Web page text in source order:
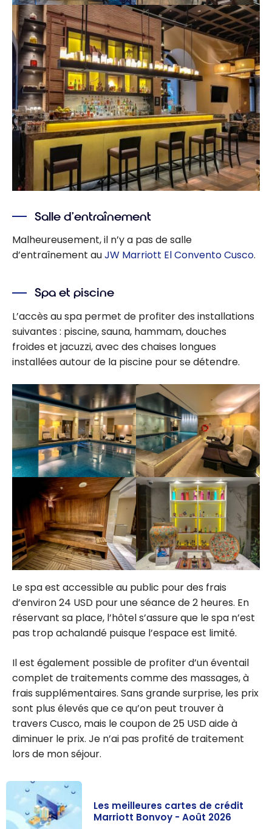
Salle d’entraînement
Malheureusement, il n’y a pas de salle
d’entraînement auJW Marriott El Convento Cusco.
Spa et piscine
L’accès au spa permet de profiter des installations
suivantes : piscine, sauna, hammam, douches
froides et jacuzzi, avec des chaises longues
installées autour de la piscine pour se détendre.
Le spa est accessible au public pour des frais
d’environ 24 USD pour une séance de 2 heures. En
réservant sa place, l’hôtel s’assure que le spa n’est
pas trop achalandé puisque l’espace est limité.
Il est également possible de profiter d’un éventail
complet de traitements comme des massages, à
frais supplémentaires. Sans grande surprise, les prix
sont plus élevés que ce qu’on peut trouver à
travers Cusco, mais le coupon de 25 USD aide à
diminuer le prix. Je n’ai pas profité de traitement
lors de mon séjour.
Les meilleures cartes de crédit
Marriott Bonvoy - Août 2026